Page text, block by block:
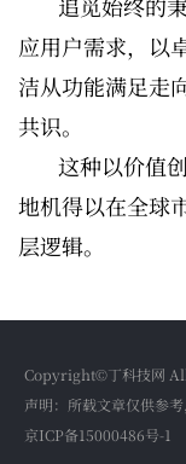
应用户需求，以
洁从功能满足走
共识。
这种以价值
地机得以在全球
层逻辑。
Copyright©丁科技网 All
声明：所载文章仅供参
京ICP备15000486号-1